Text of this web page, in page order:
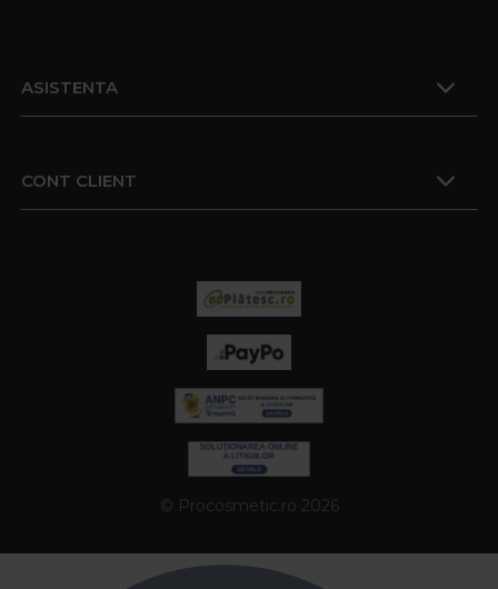
ASISTENTA
CONT CLIENT
© Procosmetic.ro 2026